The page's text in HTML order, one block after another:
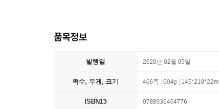
품목정보
발행일 2020년 02월 05일
쪽수, 무게, 크기 466쪽 | 604g |
ISBN13 9788936464776